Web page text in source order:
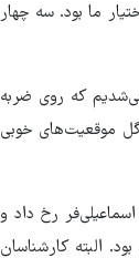
ما بود. سه چهار
که روی ضربه
موقعیت‌های خوبی
رخ داد و
البته کارشناسان